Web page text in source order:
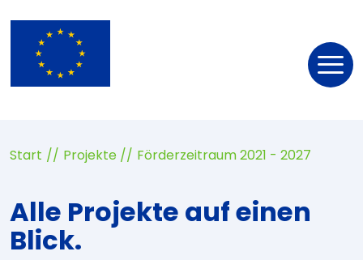
Start Projekte Förderzeitraum 2021 - 2027
Alle Projekte auf einen
Blick.